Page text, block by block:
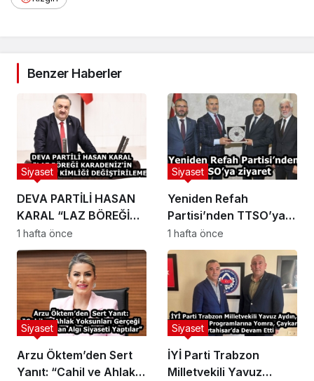
Benzer Haberler
DEVA PARTİLİ HASAN
KARAL “LAZ BÖREĞİ
KARADENİZ’İN
HAFIZASIDIR, KİMLİĞİ
DEĞİŞTİRİLEMEZ”
Siyaset
1 hafta önce
Yeniden Refah
Partisi’nden TTSO’ya
ziyaret
Siyaset
1 hafta önce
Arzu Öktem’den Sert
Yanıt: “Cahil ve Ahlak
Siyaset
İYİ Parti Trabzon
Milletvekili Yavuz
Siyaset